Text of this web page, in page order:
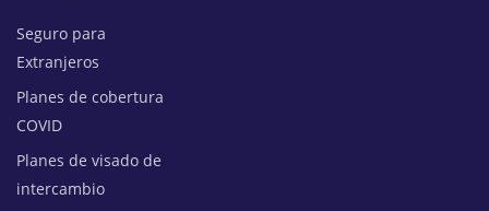
Seguro para
Extranjeros
Planes de cobertura
COVID
Planes de visado de
intercambio